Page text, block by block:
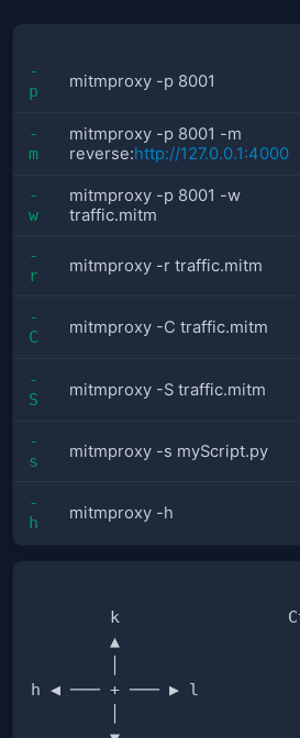
-
p
mitmproxy -p 8001
-
m
mitmproxy -p 8001 -m
reverse:http://127.0.0.1:4000
-
w
mitmproxy -p 8001 -w
traffic.mitm
-
r
mitmproxy -r traffic.mitm
-
C
mitmproxy -C traffic.mitm
-
S
mitmproxy -S traffic.mitm
-
s
mitmproxy -s myScript.py
-
h
mitmproxy -h